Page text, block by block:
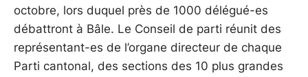
octobre, lors duquel près de 1000 délégué-es
débattront à Bâle. Le Conseil de parti réunit des
représentant-es de l’organe directeur de chaque
Parti cantonal, des sections des 10 plus grandes